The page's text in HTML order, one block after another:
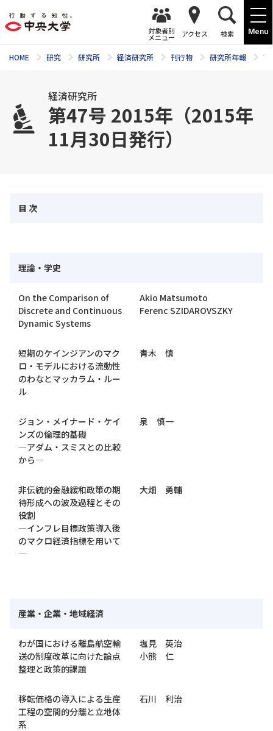
Menu
対象者別
メニュー アクセス 検索
HOME 研究 研究所 経済研究所 刊行物 研究所年報 第
経済研究所
第47号 2015年（2015年
11月30日発行）
目 次
理論・学史
On the Comparison of
Discrete and Continuous
Dynamic Systems
Akio Matsumoto
Ferenc SZIDAROVSZKY
短期のケインジアンのマク
ロ・モデルにおける流動性
のわなとマッカラム・ルー
ル
青木 慎
ジョン・メイナード・ケイ
ンズの倫理的基礎
―アダム・スミスとの比較
から―
泉 慎一
非伝統的金融緩和政策の期
待形成への波及過程とその
役割
―インフレ目標政策導入後
のマクロ経済指標を用いて
―
大畑 勇輔
産業・企業・地域経済
わが国における離島航空輸
送の制度改革に向けた論点
整理と政策的課題
塩見 英治
小熊 仁
移転価格の導入による生産
工程の空間的分離と立地体
系
石川 利治